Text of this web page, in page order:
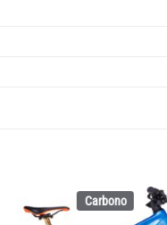
Carbono